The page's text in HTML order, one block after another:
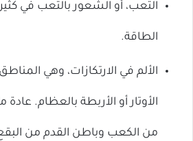
التعب، أو الشعور بالتعب في
الطاقة.
الألم في الارتكازات، وهي
الأوتار أو الأربطة بالعظام. عادة
من الكعب وباطن القدم من